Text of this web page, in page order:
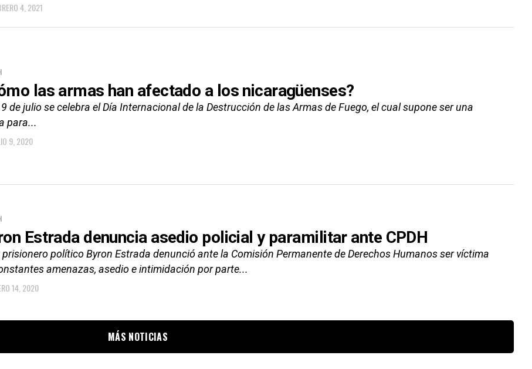
4, 2021
las armas han afectado a los nicaragüenses?
de julio se celebra el Día Internacional de la Destrucción de las Armas de Fuego, el cual supone ser una
para...
9, 2020
Estrada denuncia asedio policial y paramilitar ante CPDH
prisionero político Byron Estrada denunció ante la Comisión Permanente de Derechos Humanos ser víctima
amenazas, asedio e intimidación por parte...
14, 2020
MÁS NOTICIAS